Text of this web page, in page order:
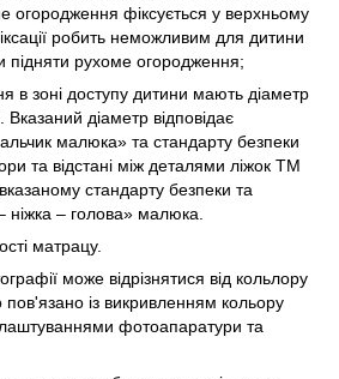
огородження фіксується у верхньому
робить неможливим для дитини
підняти рухоме огородження;
в зоні доступу дитини мають діаметр
діаметр відповідає
малюка» та стандарту безпеки
та відстані між деталями ліжок ТМ
стандарту безпеки та
ніжка – голова» малюка.
матрацу.
може відрізнятися від кольлору
із викривленням кольору
фотоапаратури та